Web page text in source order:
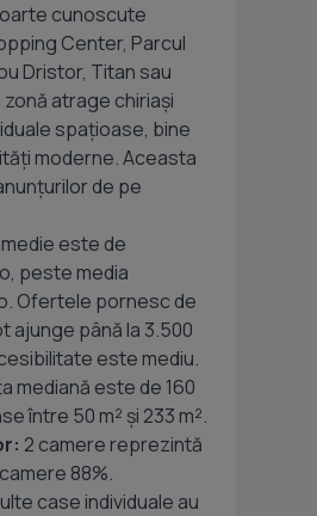
cunoscute
Center, Parcul
Dristor, Titan sau
atrage chiriași
spațioase, bine
moderne. Aceasta
de pe
este de
peste media
Ofertele pornesc de
ajunge până la 3.500
este mediu.
mediană este de 160
între 50 m² și 233 m².
2 camere reprezintă
88%.
case individuale au